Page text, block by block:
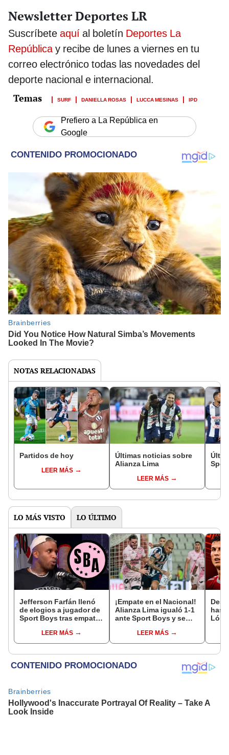
Newsletter Deportes LR
Suscríbete aquí al boletín Deportes La
Repúblicay recibe de lunes a viernes en tu
correo electrónico todas las novedades del
deporte nacional e internacional.
SURF DANIELLA ROSAS LUCCA MESINAS IPD
Prefiero a La República en
Google
NOTAS RELACIONADAS
Partidos de hoy
LEER MÁS
Últimas noticias sobre
Alianza Lima
LEER MÁS
LO MÁS VISTO LO ÚLTIMO
Jefferson Farfán llenó
de elogios a jugador de
Sport Boys tras empate
"Ojalá puedas volver
pronto a tu casa"
LEER MÁS
¡Empate en el Nacional!
Alianza Lima igualó 1-1
ante Sport Boys y se
lugar del Torneo
Clausura 2026
LEER MÁS